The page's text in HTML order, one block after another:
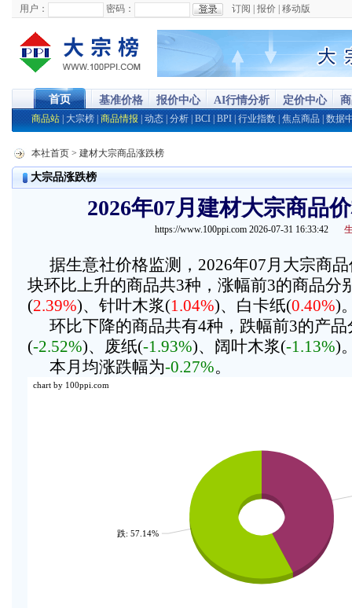
用户： 密码： 订阅 报价 移动版
首页 基准价格 报价中心 AI行情分析 定价中心
商品站 大宗榜 商品情报 动态 分析 BCI BPI 行业指数 焦点商品 数据
本社首页 > 建材大宗商品涨跌榜
大宗品涨跌榜
2026年07月建材大宗商品
https://www.100ppi.com 2026-07-31 16:33:42
据生意社价格监测，2026年07月大宗商
块环比上升的商品共3种，涨幅前3的商品分
(2.39%)、针叶木浆(1.04%)、白卡纸(0.40%)
环比下降的商品共有4种，跌幅前3的产
(-2.52%)、废纸(-1.93%)、阔叶木浆(-1.13%)
本月均涨跌幅为-0.27%。
跌: 57.14%
chart by 100ppi.com